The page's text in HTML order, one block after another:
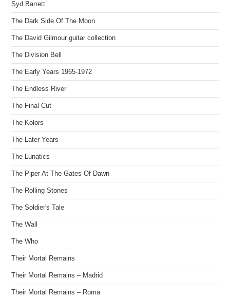
Syd Barrett
The Dark Side Of The Moon
The David Gilmour guitar collection
The Division Bell
The Early Years 1965-1972
The Endless River
The Final Cut
The Kolors
The Later Years
The Lunatics
The Piper At The Gates Of Dawn
The Rolling Stones
The Soldier's Tale
The Wall
The Who
Their Mortal Remains
Their Mortal Remains – Madrid
Their Mortal Remains – Roma